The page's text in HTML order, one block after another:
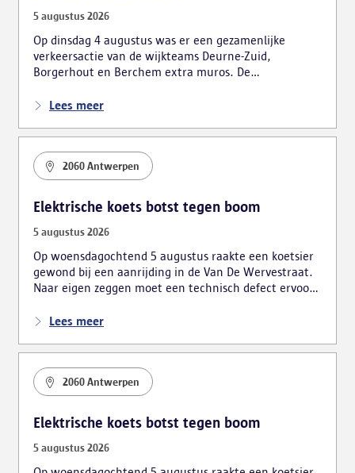
5 augustus 2026
Op dinsdag 4 augustus was er een gezamenlijke
verkeersactie van de wijkteams Deurne-Zuid,
Borgerhout en Berchem extra muros. De
voertuigen.
Lees meer
2060 Antwerpen
Elektrische koets botst tegen boom
5 augustus 2026
Op woensdagochtend 5 augustus raakte een koetsier
gewond bij een aanrijding in de Van De Wervestraat.
Naar eigen zeggen moet een technisch defect ervoor
geworden. De koets week van de rijbaan af en
De bestuurder, een man van 53 jaar, raakte gewond.
Voor hem kwamen een ambulance en een medisch
team ter plaatse. Hij is met eerder lichte
verwondingen naar het ziekenhuis overgebracht. De
koets kon niet meer verder rijden en werd opgehaald.
Lees meer
2060 Antwerpen
Elektrische koets botst tegen boom
5 augustus 2026